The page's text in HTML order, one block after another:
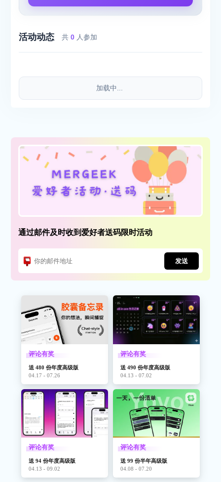
活动动态 共0 人参加
加载中...
通过邮件及时收到爱好者送码限时活动
发送
评论有奖
送 480 份年度高级版
04.17 - 07.26
评论有奖
送 490 份年度高级版
04.13 - 07.02
评论有奖
送 94 份年度高级版
04.13 - 09.02
评论有奖
送 99 份半年高级版
04.08 - 07.20